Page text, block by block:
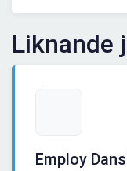
Liknande
Employ